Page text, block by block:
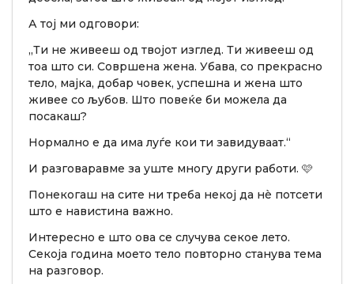
А тој ми одговори:
„Ти не живееш од твојот изглед. Ти живееш од
тоа што си. Совршена жена. Убава, со прекрасно
тело, мајка, добар човек, успешна и жена што
живее со љубов. Што повеќе би можела да
посакаш?
Нормално е да има луѓе кои ти завидуваат.“
И разговаравме за уште многу други работи. 🩷
Понекогаш на сите ни треба некој да нè потсети
што е навистина важно.
Интересно е што ова се случува секое лето.
Секоја година моето тело повторно станува тема
на разговор.